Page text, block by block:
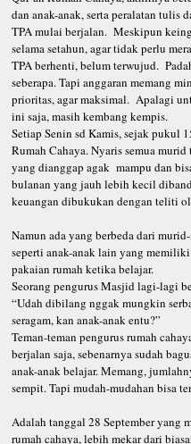
dan anak-anak, serta peralatan tulis
TPA mulai berjalan. Meskipun
selama setahun, agar tidak perlu
TPA berhenti, belum terwujud.
seberapa. Tapi anggaran memang
prioritas, agar maksimal. Apalagi
ini saja, masih kembang kempis.
Setiap Senin sd Kamis, sejak pukul
Rumah Cahaya. Nyaris semua
yang dianggap agak mampu dan
bulanan yang jauh lebih kecil
keuangan dibukukan dengan teliti
Namun ada yang berbeda dari
seperti anak-anak lain yang
pakaian rumah ketika belajar.
Seorang pengurus Masjid lagi-lagi
“Udah dibilang nggak mungkin
seragam, kan anak-anak entu?”
Teman-teman pengurus rumah
berjalan saja, sebenarnya sudah
anak-anak belajar. Memang,
sempit. Tapi mudah-mudahan bisa
Adalah tanggal 28 September yang
rumah cahaya, lebih mekar dari